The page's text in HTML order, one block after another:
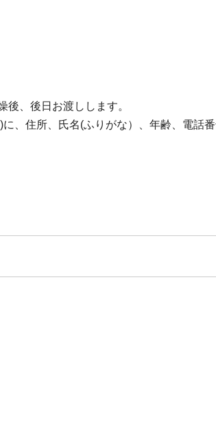
、後日お渡しします。
、住所、氏名(ふりがな）、年齢、電話